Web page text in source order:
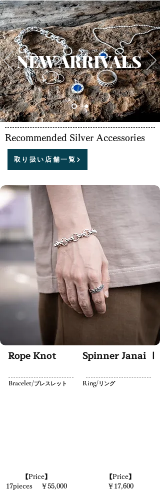
NEW ARRIVALS
Recommended Silver Accessories
取り扱い店舗一覧
Rope Knot
Bracelet/ブレスレット
【Price】
17pieces ￥55,000
Spinner Janai Ⅰ
Ring/リング
【Price】
￥17,600